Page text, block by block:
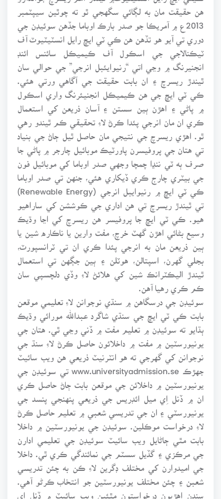
هن حقيقت مان به لڳائي سگهجي ٿو ته چوٿين سيپٽمبر
2013ع ۾ آمريڪا جو صدر بارڪ اوباما جڏهن سوئيڊن جي
دوري تي آيو هو تڏهن هن ڪي ٽي ايڇ رايل انسٽيٽيوٽ آف
ٽيڪنالاجي جي اسڪول آف ڪيميڪل سائنس ائنڊ
انجنيرنگ ۾ وڃي اتي “رنيوايئبل انرجي” جي حوالي سان
ٿيندڙ ريسرچ ۽ ان بابت حقيقت جي آگاهي ورتي هئي.
ڪي ٽي ايڇ جي هن ڪيميڪل انجنيئرنگ واري اسڪول
۾ پاڻي ۽ اهڙن ٻين سستن ۽ آسان ذريعن کي استعمال
ڪري ان مان انرجي پئدا ڪرڻ لاءِ تحقيقي ڪم ٿيندو رهي
ٿو. اهڙي ريسرچ جي نتيجي مان حاصل ٿيل ڄاڻ جي بنياد
تي هتان جي پروفيسرن پاورٽيڪ موبائيل چارجر ۾ پاڻي جا
صرف ٻه ٽي ننڍا چمچا وجهي صدر اوباما کي موبائيل فون
جي بيٽري چارج ڪري ڏيکاري هئي، جنهن تي صدر اوباما
ڪي ٽي ايڇ ۾ رنيوايبل انرجي (Renewable Energy)
تي ٿيندڙ ريسرچ تي هن اداري جي ڪوششن کي ساراهيو
هيو. ڪي ٽي ايڇ جا پروفيسر هن ريسرچ کي اڃا وڌيڪ
وسيع بڻائي اهڙن گهٽ خرچ، مفت وارين يا ناڪاره شين يا
ٻين ذريعن مان به انرجي پئدا ڪري ان تي ٽرانسپورٽ،
بجلي گهرن، اسپتالن، هوٽلن ۽ ٻين جڳهن تي استعمال
ٿيندڙ اليڪٽرانڪ شين کي هلائڻ لاءِ وڏي دلچسپي سان
ڪم ڪري رهيا آهن.
سوئيڊن جي درسگاهن ۾ سنڌي نوجوانن لاءِ تعليمي موقعن
بابت ڪي ٽي ايڇ جي سنڌي شاگرد عبدالله مورائي وڌيڪ
ٻڌايو ته سوئيڊن ۾ تعليم مفت ۾ ڏني وڃي ٿي. هتان جي
يونيورسٽين ۾ مفت ۾ داخلائون حاصل ڪرڻ لاءِ سنڌ جي
نوجوانن کي گهرجي ته هو انٽرنيٽ ذريعي هن ويب سائيٽ
يونيورسٽين ۾ داخلائن جي موقعن بابت ڄاڻ حاصل ڪري
ان ۾ ڏنل اِي ميل ائڊريس جي ذريعي پنهنجي پنسد جي
يونيورسٽي ۽ ان جي تدريسي شعبي ۾ تعليم حاصل ڪرڻ
لاءِ درخواست موڪلين. سوئيڊن جي يونيورسٽين ۾ داخلا
بابت مٿي ڄاڻايل ويب سائيٽ سوئيڊن جي تعليمي ادارن
جي مرڪزي ۽ گڏيل سسٽم جي نمائندگي ڪري ٿي. داخلا
جي اميدوارن کي مختلف ڊگرين لاءِ ڪن به چئن تدريسي
شعبن ۽ چئن مختلف يونيورسٽين جو انتخاب ڪرڻو آهي.
سندن اهڙيون درخواستون مٿئين ويب سائيٽ ۾ ڏنل اِي